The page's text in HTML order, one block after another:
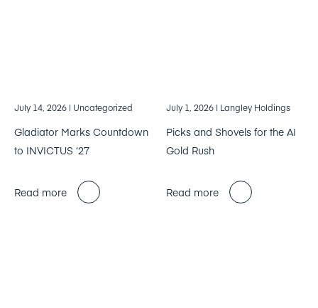
July 14, 2026 | Uncategorized
Gladiator Marks Countdown
to INVICTUS ‘27
Read more
July 1, 2026 | Langley Holdings
Picks and Shovels for the AI
Gold Rush
Read more